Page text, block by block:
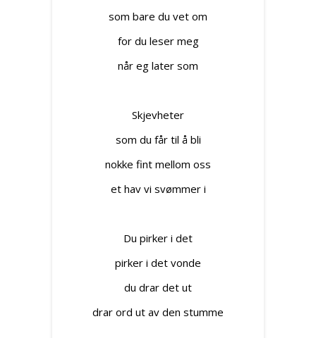
som bare du vet om
for du leser meg
når eg later som
Skjevheter
som du får til å bli
nokke fint mellom oss
et hav vi svømmer i
Du pirker i det
pirker i det vonde
du drar det ut
drar ord ut av den stumme